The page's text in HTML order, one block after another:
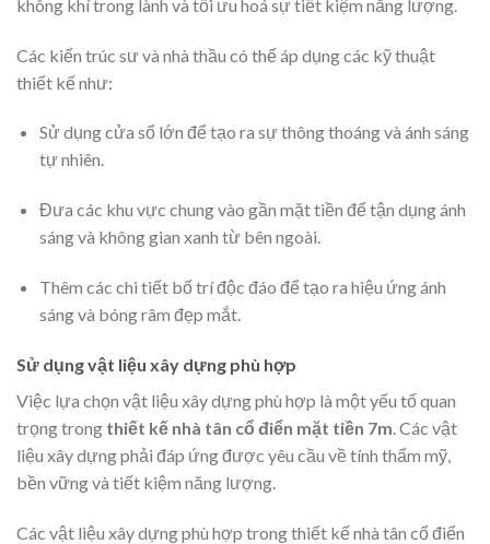
không khí trong lành và tối ưu hoá sự tiết kiệm năng lượng.
Các kiến trúc sư và nhà thầu có thể áp dụng các kỹ thuật
thiết kế như:
Sử dụng cửa sổ lớn để tạo ra sự thông thoáng và ánh sáng
tự nhiên.
Đưa các khu vực chung vào gần mặt tiền để tận dụng ánh
sáng và không gian xanh từ bên ngoài.
Thêm các chi tiết bố trí độc đáo để tạo ra hiệu ứng ánh
sáng và bóng râm đẹp mắt.
Sử dụng vật liệu xây dựng phù hợp
Việc lựa chọn vật liệu xây dựng phù hợp là một yếu tố quan
trọng trong thiết kế nhà tân cổ điển mặt tiền 7m. Các vật
liệu xây dựng phải đáp ứng được yêu cầu về tính thẩm mỹ,
bền vững và tiết kiệm năng lượng.
Các vật liệu xây dựng phù hợp trong thiết kế nhà tân cổ điển